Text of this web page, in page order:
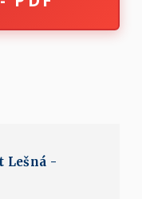
Lešná -